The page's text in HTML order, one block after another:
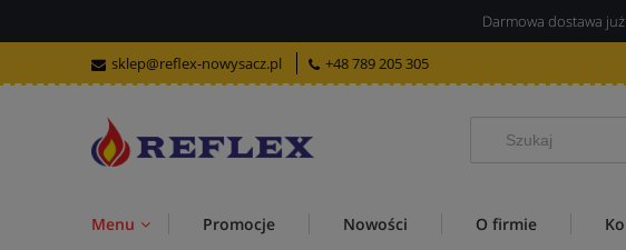
Darmowa dostawa
sklep@reflex-nowysacz.pl +48 789 205 305
Menu Promocje Nowości O firmie